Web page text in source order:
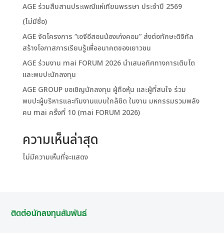
AGE ร่วมสืบสานประเพณีแห่เทียนพรรษา ประจำปี 2569
(ไม่มีชื่อ)
AGE จัดโครงการ “เอจีอีสอนน้องเก่งคอม” ส่งต่อทักษะดิจิทัล
สร้างโอกาสการเรียนรู้เพื่ออนาคตของเยาวชน
AGE ร่วมงาน mai FORUM 2026 นำเสนอทิศทางการเติบโต
และพบปะนักลงทุน
AGE GROUP ขอเชิญนักลงทุน ผู้ถือหุ้น และผู้ที่สนใจ ร่วม
พบปะผู้บริหารและทีมงานแบบใกล้ชิด ในงาน มหกรรมรวมพลัง
คน mai ครั้งที่ 10 (mai FORUM 2026)
ความเห็นล่าสุด
ไม่มีความเห็นที่จะแสดง
ติดต่อนักลงทุนสัมพันธ์